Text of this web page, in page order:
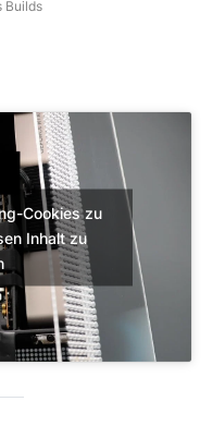
Builds
Cookies zu
Inhalt zu